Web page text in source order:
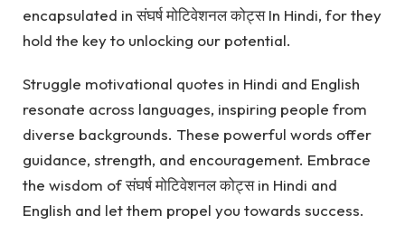
encapsulated in संघर्ष मोटिवेशनल कोट्स In Hindi, for they
hold the key to unlocking our potential.
Struggle motivational quotes in Hindi and English
resonate across languages, inspiring people from
diverse backgrounds. These powerful words offer
guidance, strength, and encouragement. Embrace
the wisdom of संघर्ष मोटिवेशनल कोट्स in Hindi and
English and let them propel you towards success.